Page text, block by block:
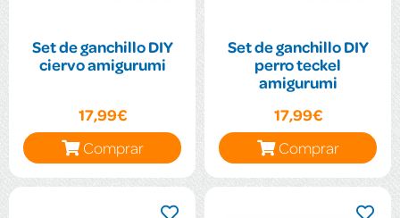
Set de ganchillo DIY
ciervo amigurumi
17,99€
Comprar
Set de ganchillo DIY
perro teckel
amigurumi
17,99€
Comprar